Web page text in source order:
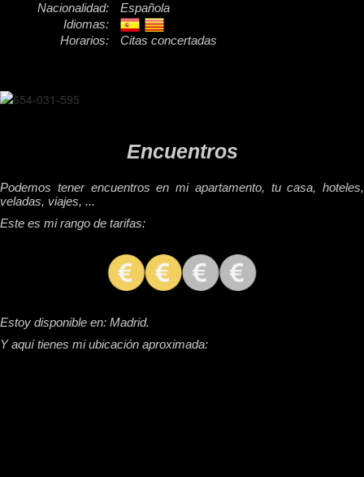
Nacionalidad:
Española
Idiomas:
Horarios:
Citas concertadas
Encuentros
Podemos tener encuentros en mi apartamento, tu casa, hoteles,
veladas, viajes, ...
Este es mi rango de tarifas:
Estoy disponible en: Madrid.
Y aquí tienes mi ubicación aproximada: